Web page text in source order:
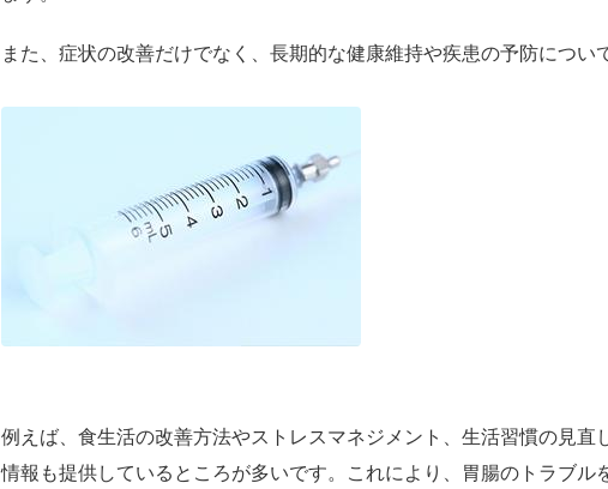
また、症状の改善だけでなく、長期的な健康維持や疾患の予防につい
例えば、食生活の改善方法やストレスマネジメント、生活習慣の見直
情報も提供しているところが多いです。これにより、胃腸のトラブル